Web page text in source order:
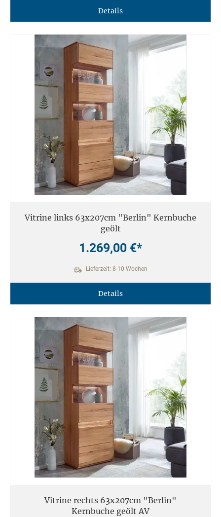
Details
Vitrine links 63x207cm "Berlin" Kernbuche
geölt
1.269,00 €*
Lieferzeit: 8-10 Wochen
Details
Vitrine rechts 63x207cm "Berlin"
Kernbuche geölt AV